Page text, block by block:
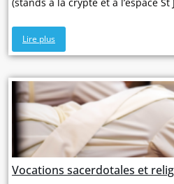
(stands à la crypte et à l’espace St
Lire plus
Vocations sacerdotales et